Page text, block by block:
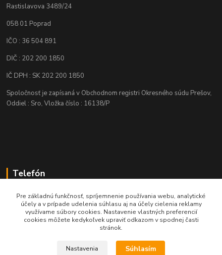
Rastislavova 3489/24
058 01 Poprad
IČO : 36 504 891
DIČ : 202 200 1850
IČ DPH : SK 202 200 1850
Spoločnosť je zapísaná v Obchodnom registri Okresného súdu Prešov,
Oddiel : Sro, Vložka číslo : 16138/P
Telefón
+421 905 622 625
obchod@nozeplus.sk
Pre základnú funkčnosť, spríjemnenie používania webu, analytické
účely a v prípade udelenia súhlasu aj na účely cielenia reklamy
využívame súbory cookies. Nastavenie vlastných preferencií
cookies môžete kedykoľvek upraviť odkazom v spodnej časti
stránok.
Nastavenia Súhlasím